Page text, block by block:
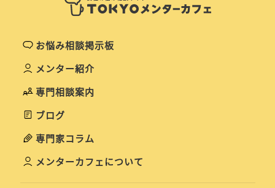
お悩み相談掲示板
メンター紹介
専門相談案内
ブログ
専門家コラム
メンターカフェについて